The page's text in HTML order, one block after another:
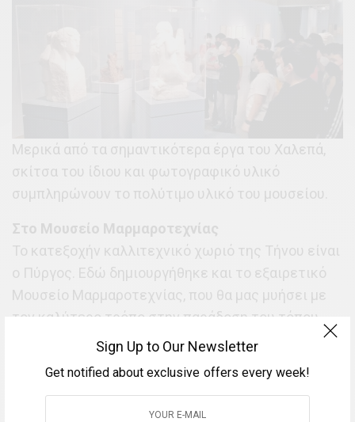
Sign Up to Our Newsletter
Get notified about exclusive offers every week!
Μερικά από τα σημαντικότερα έργα του Χαλεπά,
σκίτσα του ίδιου και φωτογραφικό υλικό
συμπληρώνουν το πολύτιμο υλικό του μουσείου.
Στο Μουσείο Μαρμαροτεχνίας
Το κατεξοχήν καλλιτεχνικό χωριό της Τήνου είναι
ο Πύργος. Εδώ δημιουργήθηκε και το εξαιρετικό
Μουσείο Μαρμαροτεχνίας, που θα μας μυήσει με
τον καλύτερο τρόπο στην παράδοση του τόπου
στη μαρμαρογλυπτική στο διάβα του χρόνου…